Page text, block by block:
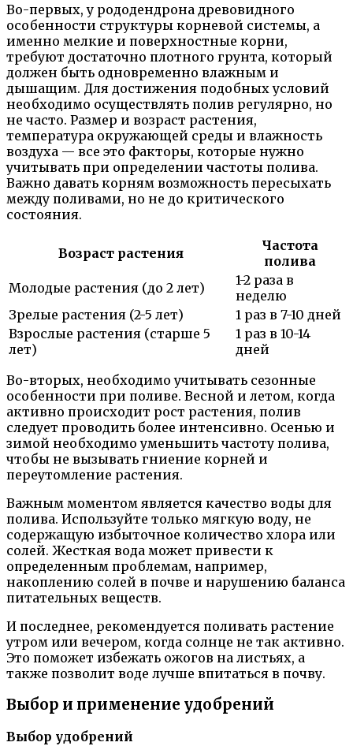
Во-первых, у рододендрона древовидного
особенности структуры корневой системы, а
именно мелкие и поверхностные корни,
требуют достаточно плотного грунта, который
должен быть одновременно влажным и
дышащим. Для достижения подобных условий
необходимо осуществлять полив регулярно, но
не часто. Размер и возраст растения,
температура окружающей среды и влажность
воздуха — все это факторы, которые нужно
учитывать при определении частоты полива.
Важно давать корням возможность пересыхать
между поливами, но не до критического
состояния.
Возраст растения
Частота
полива
Молодые растения (до 2 лет)
1-2 раза в
неделю
Зрелые растения (2-5 лет)
1 раз в 7-10 дней
Взрослые растения (старше 5
лет)
1 раз в 10-14
дней
Во-вторых, необходимо учитывать сезонные
особенности при поливе. Весной и летом, когда
активно происходит рост растения, полив
следует проводить более интенсивно. Осенью и
зимой необходимо уменьшить частоту полива,
чтобы не вызывать гниение корней и
переутомление растения.
Важным моментом является качество воды для
полива. Используйте только мягкую воду, не
содержащую избыточное количество хлора или
солей. Жесткая вода может привести к
определенным проблемам, например,
накоплению солей в почве и нарушению баланса
питательных веществ.
И последнее, рекомендуется поливать растение
утром или вечером, когда солнце не так активно.
Это поможет избежать ожогов на листьях, а
также позволит воде лучше впитаться в почву.
Выбор и применение удобрений
Выбор удобрений